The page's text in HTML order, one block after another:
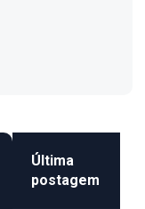
Última
postagem